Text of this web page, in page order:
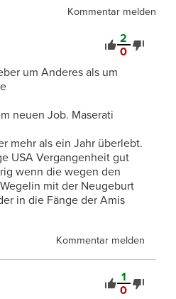
Kommentar melden
2
0
um Anderes als um
neuen Job. Maserati
mehr als ein Jahr überlebt.
USA Vergangenheit gut
wenn die wegen den
mit der Neugeburt
in die Fänge der Amis
Kommentar melden
1
0